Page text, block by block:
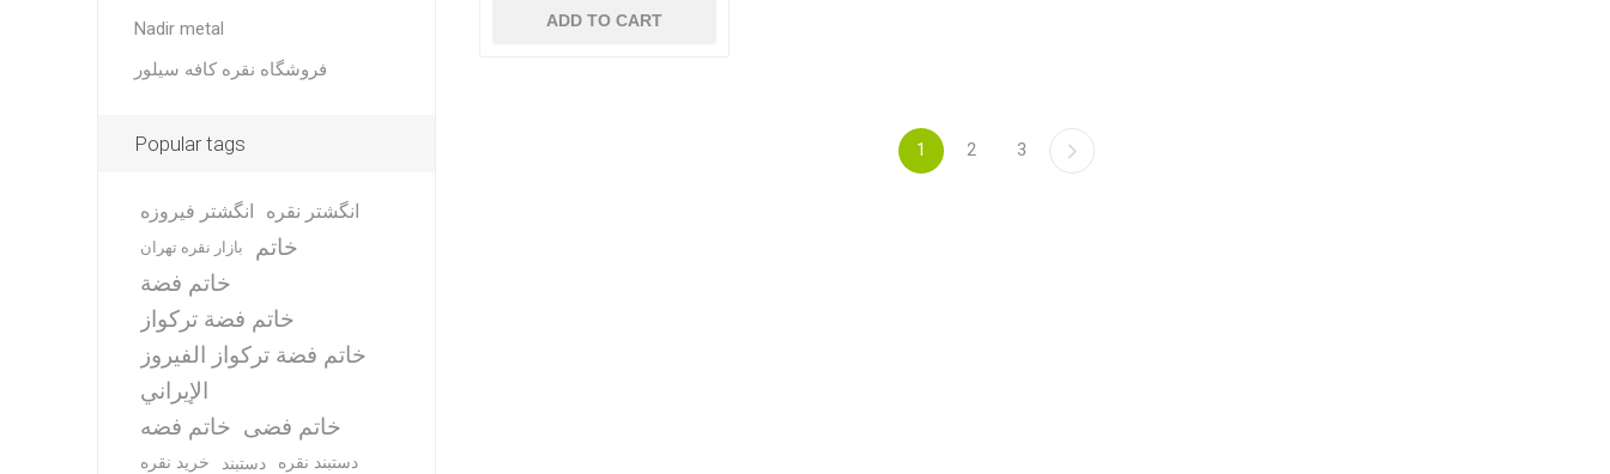
ADD TO CART
1 2 3
Nadir metal
فروشگاه نقره کافه سیلور
Popular tags
انگشتر فیروزه انگشتر نقره
بازار نقره تهران
خاتم
خاتم فضة
خاتم فضة تركواز
خاتم فضة تركواز الفيروز
الإيراني
خاتم فضه خاتم فضی
خرید نقره دستبند دستبند نقره